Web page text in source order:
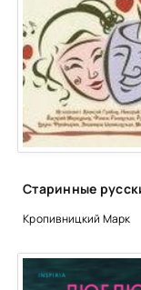
22
23
24
Кропивницкий Марк